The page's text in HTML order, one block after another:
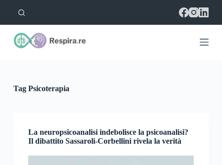
l
nTagPsicoterapia
La neuropsicoanalisi indebolisce la psicoanalisi?
Il dibattito Sassaroli-Corbellini rivela la verità